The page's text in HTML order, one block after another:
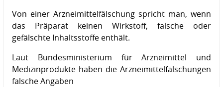
Von einer Arzneimittelfälschung spricht man, wenn
das Präparat keinen Wirkstoff, falsche oder
gefälschte Inhaltsstoffe enthält.
Laut Bundesministerium für Arzneimittel und
Medizinprodukte haben die Arzneimittelfälschungen
falsche Angaben